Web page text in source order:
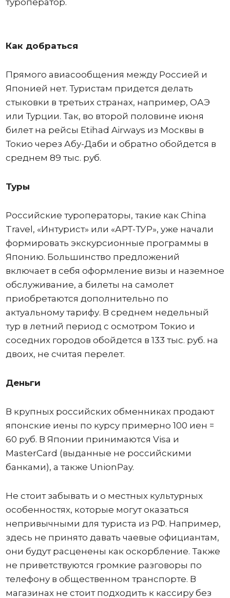
туроператор.
Как добраться
Прямого авиасообщения между Россией и
Японией нет. Туристам придется делать
стыковки в третьих странах, например, ОАЭ
или Турции. Так, во второй половине июня
билет на рейсы Etihad Airways из Москвы в
Токио через Абу-Даби и обратно обойдется в
среднем 89 тыс. руб.
Туры
Российские туроператоры, такие как China
Travel, «Интурист» или «АРТ-ТУР», уже начали
формировать экскурсионные программы в
Японию. Большинство предложений
включает в себя оформление визы и наземное
обслуживание, а билеты на самолет
приобретаются дополнительно по
актуальному тарифу. В среднем недельный
тур в летний период с осмотром Токио и
соседних городов обойдется в 133 тыс. руб. на
двоих, не считая перелет.
Деньги
В крупных российских обменниках продают
японские иены по курсу примерно 100 иен =
60 руб. В Японии принимаются Visa и
MasterCard (выданные не российскими
банками), а также UnionPay.
Не стоит забывать и о местных культурных
особенностях, которые могут оказаться
непривычными для туриста из РФ. Например,
здесь не принято давать чаевые официантам,
они будут расценены как оскорбление. Также
не приветствуются громкие разговоры по
телефону в общественном транспорте. В
магазинах не стоит подходить к кассиру без